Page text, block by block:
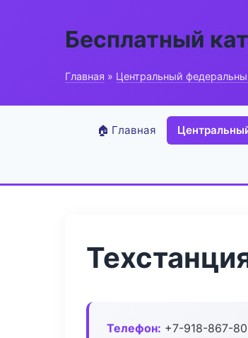
Бесплатный
Главная » Центральный
🏠 Главная
Телефон: +7-918-867-